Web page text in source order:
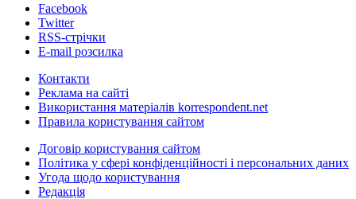
Facebook
Twitter
RSS-стрічки
E-mail розсилка
Контакти
Реклама на сайті
Використання матеріалів korrespondent.net
Правила користування сайтом
Договір користування сайтом
Політика у сфері конфіденційності і персональних даних
Угода щодо користування
Редакція